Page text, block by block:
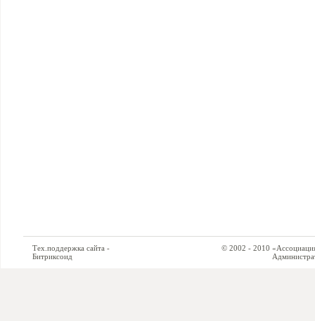
Тех.поддержка сайта -
Битриксоид
© 2002 - 2010 «Ассоциация